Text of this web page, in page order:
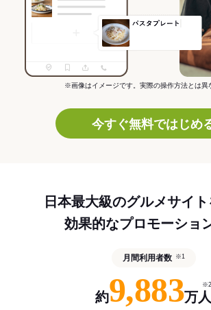
※画像はイメージです。実際の操作方法とは異
今すぐ無料ではじめ
日本最大級のグルメサイ
効果的なプロモーショ
月間利用者数 ※1
約9,883万人
※2